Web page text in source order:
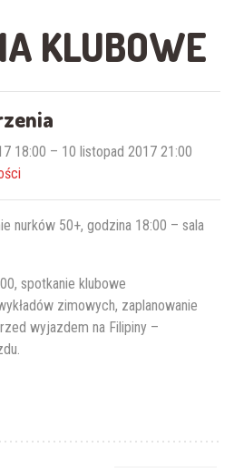
KLUBOWE
18:00 – 10 listopad 2017 21:00
nurków 50+, godzina 18:00 – sala
spotkanie klubowe
zimowych, zaplanowanie
wyjazdem na Filipiny –